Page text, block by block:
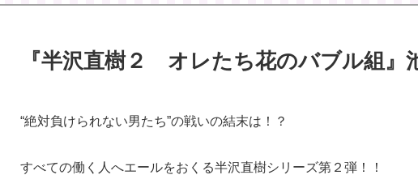
『半沢直樹２ オレたち花のバブル組
“絶対負けられない男たち”の戦いの結末は！？
すべての働く人へエールをおくる半沢直樹シリーズ第２弾！！